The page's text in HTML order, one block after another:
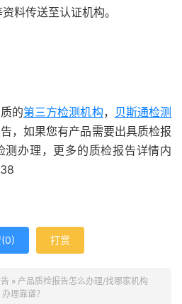
料传送至认证机构。
的第三方检测机构， 贝斯通检测
，如果您有产品需要出具质检报
测办理，更多的质检报告详情内
0) 打赏
» 产品质检报告怎么办理/找哪家机构
办理靠谱？